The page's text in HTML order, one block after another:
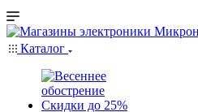
Каталог